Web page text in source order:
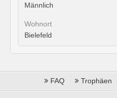
Männlich
Wohnort
Bielefeld
FAQ Trophäen